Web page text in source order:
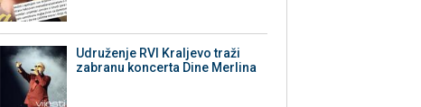
Udruženje RVI Kraljevo traži
zabranu koncerta Dine Merlina